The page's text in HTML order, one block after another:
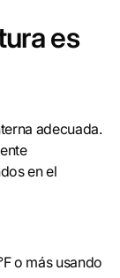
es
adecuada.
en el
o más usando